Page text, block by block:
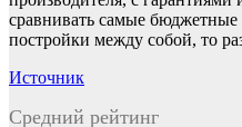
сравнивать самые
постройки между собой, то
Источник
Средний рейтинг